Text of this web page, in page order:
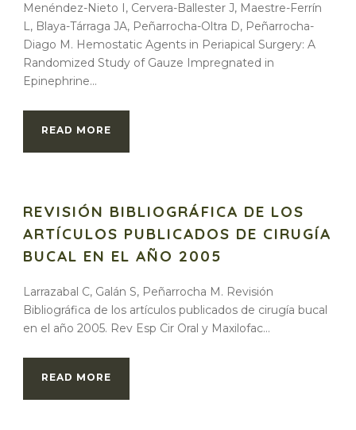
Menéndez-Nieto I, Cervera-Ballester J, Maestre-Ferrín
L, Blaya-Tárraga JA, Peñarrocha-Oltra D, Peñarrocha-
Diago M. Hemostatic Agents in Periapical Surgery: A
Randomized Study of Gauze Impregnated in
Epinephrine...
READ MORE
REVISIÓN BIBLIOGRÁFICA DE LOS
ARTÍCULOS PUBLICADOS DE CIRUGÍA
BUCAL EN EL AÑO 2005
Larrazabal C, Galán S, Peñarrocha M. Revisión
Bibliográfica de los artículos publicados de cirugía bucal
en el año 2005. Rev Esp Cir Oral y Maxilofac...
READ MORE